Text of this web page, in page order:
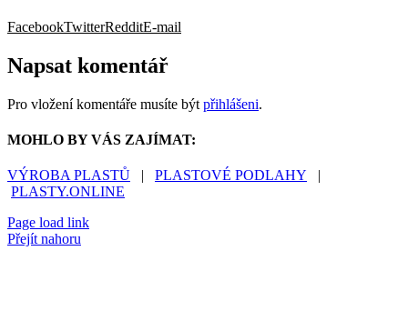
FacebookTwitterRedditE-mail
Napsat komentář
Pro vložení komentáře musíte být přihlášeni.
MOHLO BY VÁS ZAJÍMAT:
VÝROBA PLASTŮ | PLASTOVÉ PODLAHY |
PLASTY.ONLINE
Page load link
Přejít nahoru